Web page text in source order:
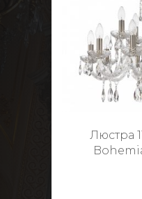
Люстра
Тип:
Цвет